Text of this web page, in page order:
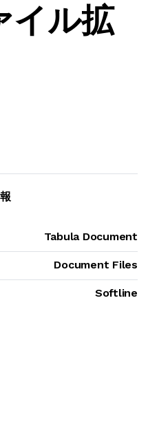
イル拡
Tabula Document
Document Files
Softline